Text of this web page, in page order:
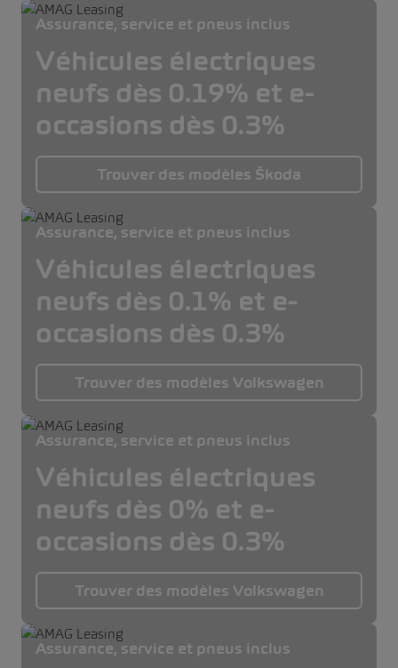
Assurance, service et pneus inclus
Véhicules électriques
neufs dès 0.19% et e-
occasions dès 0.3%
Trouver des modèles Škoda
Assurance, service et pneus inclus
Véhicules électriques
neufs dès 0.1% et e-
occasions dès 0.3%
Trouver des modèles Volkswagen
Assurance, service et pneus inclus
Véhicules électriques
neufs dès 0% et e-
occasions dès 0.3%
Trouver des modèles Volkswagen
Assurance, service et pneus inclus